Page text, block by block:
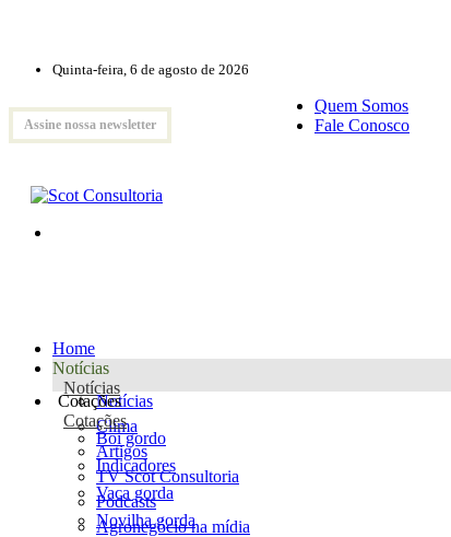
Quinta-feira, 6 de agosto de 2026
Assine nossa newsletter
Quem Somos
Fale Conosco
Home
Notícias
Notícias
Notícias
Clima
Artigos
TV Scot Consultoria
Podcasts
Agronegócio na mídia
Cotações
Cotações
Boi gordo
Indicadores
Vaca gorda
Novilha gorda